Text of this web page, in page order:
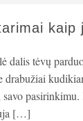
kaip
tėvų
[…]